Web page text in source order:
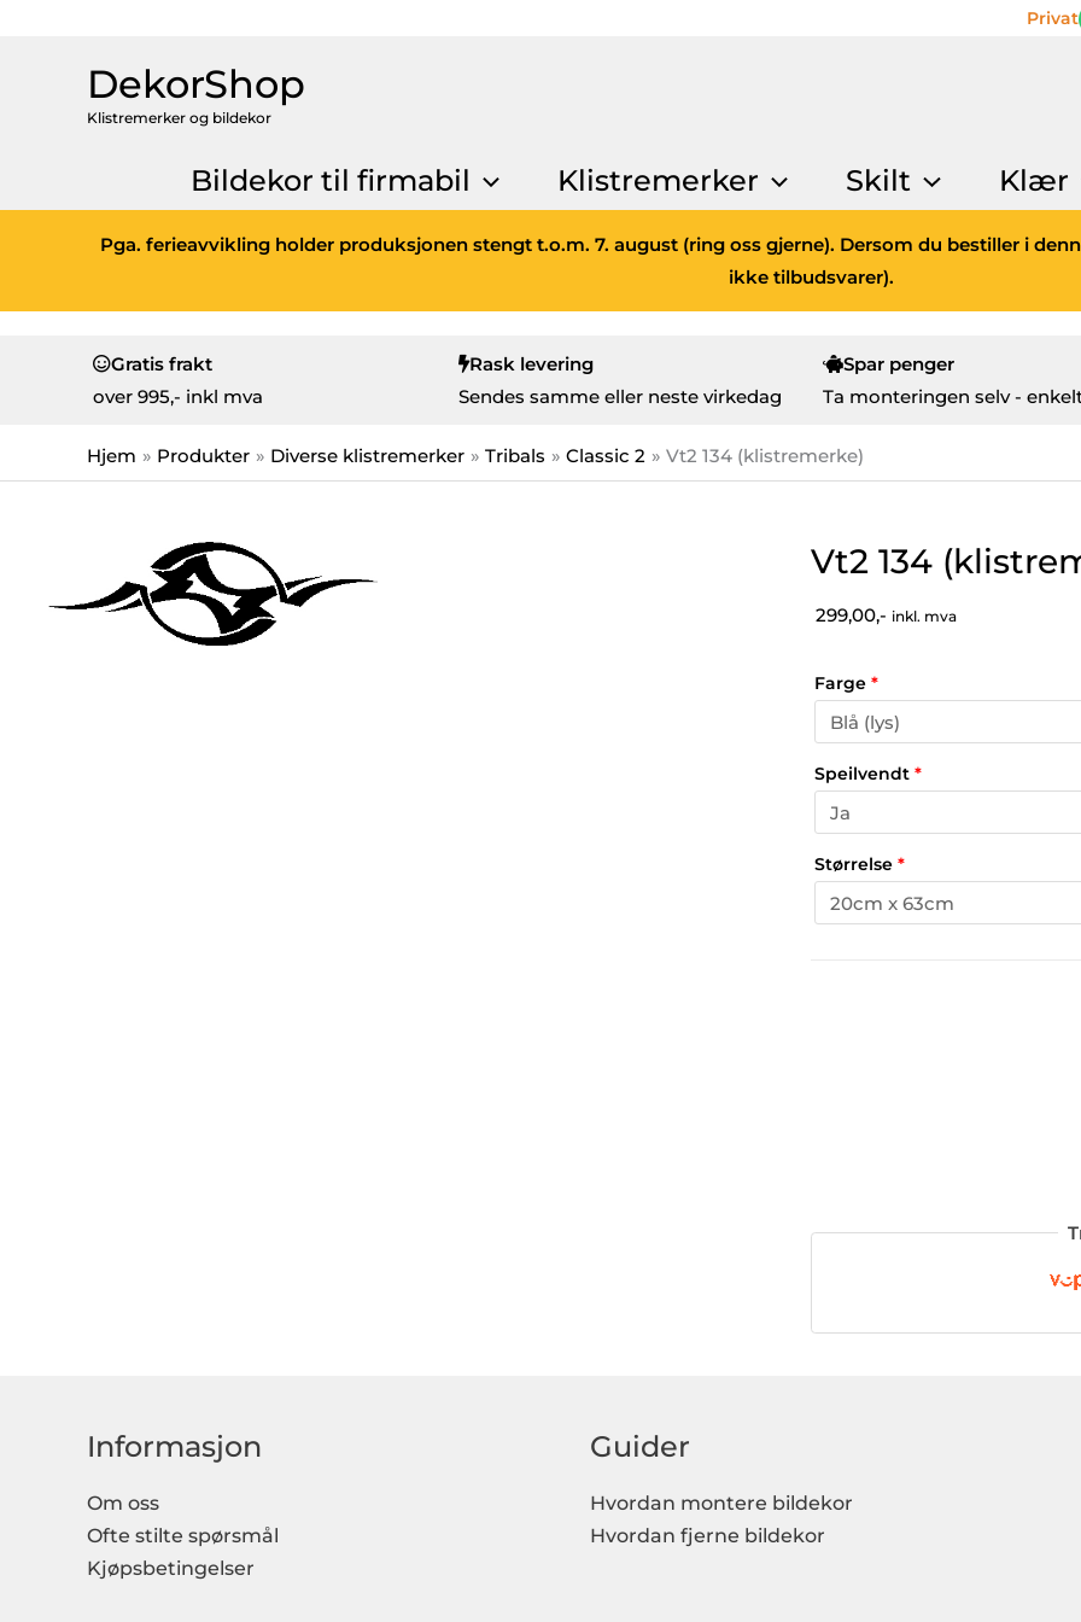
Privat
DekorShop
Klistremerker og bildekor
Bildekor til firmabil Klistremerker Skilt Klær
Pga. ferieavvikling holder produksjonen stengt t.o.m. 7. august (ring oss gjerne). Dersom du bestiller i
ikke tilbudsvarer).
Gratis frakt
over 995,- inkl mva
Rask levering
Sendes samme eller neste virkedag
Spar penger
Ta monteringen selv -
Hjem Produkter Diverse klistremerker Tribals Classic 2 Vt2 134 (klistremerke)
Vt2 134
299,00,- inkl. mva
Farge *
Speilvendt *
Størrelse *
Informasjon
Om oss
Ofte stilte spørsmål
Kjøpsbetingelser
Guider
Hvordan montere bildekor
Hvordan fjerne bildekor